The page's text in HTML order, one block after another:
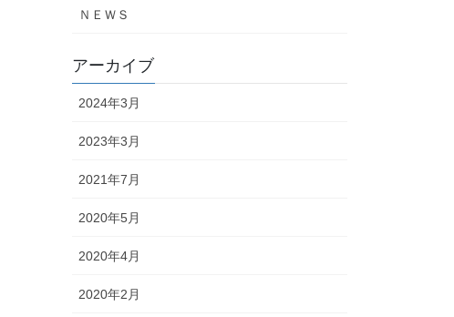
ＮＥＷＳ
アーカイブ
2024年3月
2023年3月
2021年7月
2020年5月
2020年4月
2020年2月